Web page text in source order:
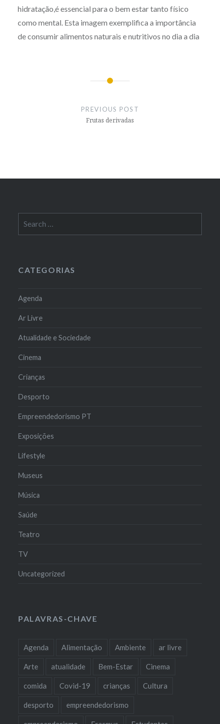
hidratação,é essencial para o bem estar tanto físico
como mental. Esta imagem exemplifica a importância
de consumir alimentos naturais e nutritivos no dia a dia
PREVIOUS POST
Frutas derivadas
for:
CATEGORIAS
Agenda
Ar Livre
Atualidade e Sociedade
Cinema
Crianças
Desporto
Empreendedorismo PT
Exposições
Lifestyle
Museus
Música
Saúde
Teatro
TV
Uncategorized
PALAVRAS-CHAVE
Agenda Alimentação Ambiente ar livre
Arte atualidade Bem-Estar Cinema
comida Covid-19 crianças Cultura
desporto empreendedorismo